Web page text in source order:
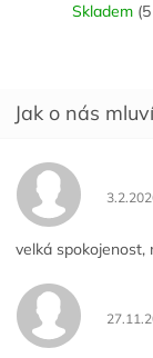
Skladem
velká spokojenost,